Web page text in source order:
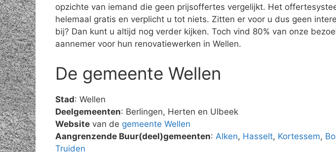
opzichte van iemand die geen prijsoffertes vergelijkt. Het
helemaal gratis en verplicht u tot niets. Zitten er voor u dus geen
bij? Dan kunt u altijd nog verder kijken. Toch vind 80% van onze
aannemer voor hun renovatiewerken in Wellen.
De gemeente Wellen
Stad: Wellen
Deelgemeenten: Berlingen, Herten en Ulbeek
Website van de gemeente Wellen
Aangrenzende Buur(deel)gemeenten: Alken, Hasselt, Kortessem,
Truiden